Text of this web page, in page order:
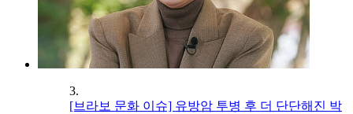
3.
[브라보 문화 이슈] 유방암 투병 후 더 단단해진 박